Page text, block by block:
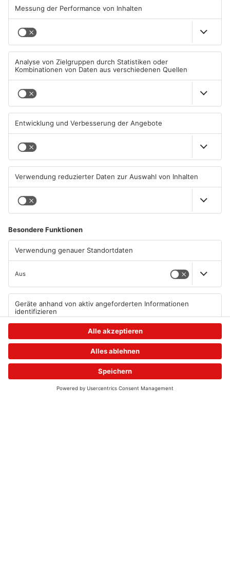
Igel verursacht
Polizeieinsatz in Mühlheimer
Supermarkt
04.08.2026, 07:54 UHR IN KREIS
OFFENBACH
Hier brauchen Autofahrer in
Rodgau jetzt mehr Geduld
04.08.2026, 06:47 UHR IN KREIS